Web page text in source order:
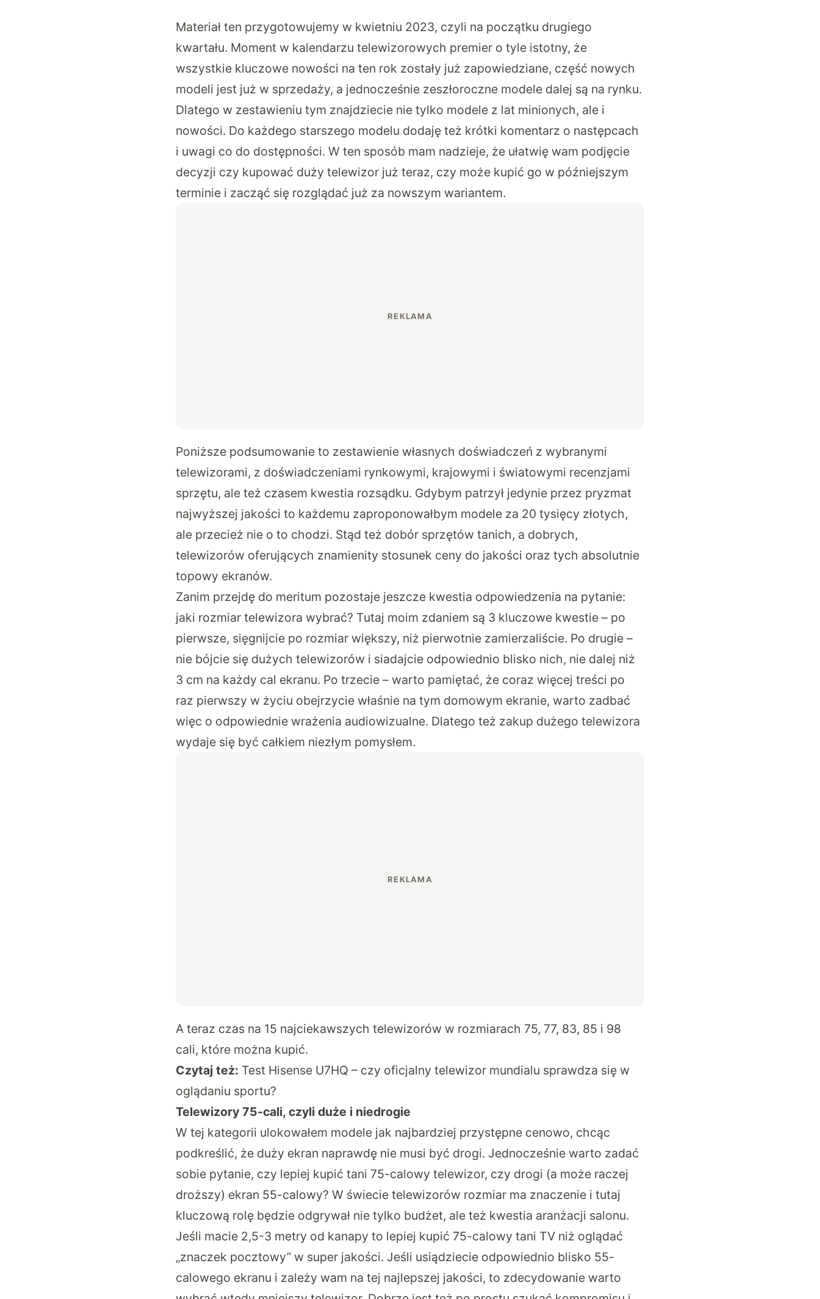
Materiał ten przygotowujemy w kwietniu 2023, czyli na początku drugiego
kwartału. Moment w kalendarzu telewizorowych premier o tyle istotny, że
wszystkie kluczowe nowości na ten rok zostały już zapowiedziane, część nowych
modeli jest już w sprzedaży, a jednocześnie zeszłoroczne modele dalej są na rynku.
Dlatego w zestawieniu tym znajdziecie nie tylko modele z lat minionych, ale i
nowości. Do każdego starszego modelu dodaję też krótki komentarz o następcach
i uwagi co do dostępności. W ten sposób mam nadzieje, że ułatwię wam podjęcie
decyzji czy kupować duży telewizor już teraz, czy może kupić go w późniejszym
terminie i zacząć się rozglądać już za nowszym wariantem.
Poniższe podsumowanie to zestawienie własnych doświadczeń z wybranymi
telewizorami, z doświadczeniami rynkowymi, krajowymi i światowymi recenzjami
sprzętu, ale też czasem kwestia rozsądku. Gdybym patrzył jedynie przez pryzmat
najwyższej jakości to każdemu zaproponowałbym modele za 20 tysięcy złotych,
ale przecież nie o to chodzi. Stąd też dobór sprzętów tanich, a dobrych,
telewizorów oferujących znamienity stosunek ceny do jakości oraz tych absolutnie
topowy ekranów.
Zanim przejdę do meritum pozostaje jeszcze kwestia odpowiedzenia na pytanie:
jaki rozmiar telewizora wybrać? Tutaj moim zdaniem są 3 kluczowe kwestie – po
pierwsze, sięgnijcie po rozmiar większy, niż pierwotnie zamierzaliście. Po drugie –
nie bójcie się dużych telewizorów i siadajcie odpowiednio blisko nich, nie dalej niż
3 cm na każdy cal ekranu. Po trzecie – warto pamiętać, że coraz więcej treści po
raz pierwszy w życiu obejrzycie właśnie na tym domowym ekranie, warto zadbać
więc o odpowiednie wrażenia audiowizualne. Dlatego też zakup dużego telewizora
wydaje się być całkiem niezłym pomysłem.
A teraz czas na 15 najciekawszych telewizorów w rozmiarach 75, 77, 83, 85 i 98
cali, które można kupić.
Czytaj też: Test Hisense U7HQ – czy oficjalny telewizor mundialu sprawdza się w
oglądaniu sportu?
Telewizory 75-cali, czyli duże i niedrogie
W tej kategorii ulokowałem modele jak najbardziej przystępne cenowo, chcąc
podkreślić, że duży ekran naprawdę nie musi być drogi. Jednocześnie warto zadać
sobie pytanie, czy lepiej kupić tani 75-calowy telewizor, czy drogi (a może raczej
droższy) ekran 55-calowy? W świecie telewizorów rozmiar ma znaczenie i tutaj
kluczową rolę będzie odgrywał nie tylko budżet, ale też kwestia aranżacji salonu.
Jeśli macie 2,5-3 metry od kanapy to lepiej kupić 75-calowy tani TV niż oglądać
„znaczek pocztowy” w super jakości. Jeśli usiądziecie odpowiednio blisko 55-
calowego ekranu i zależy wam na tej najlepszej jakości, to zdecydowanie warto